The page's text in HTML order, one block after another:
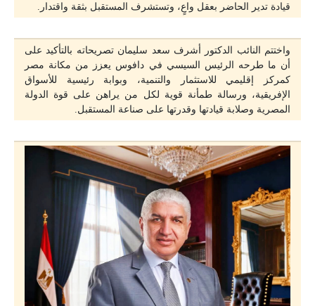
قيادة تدير الحاضر بعقل واعٍ، وتستشرف المستقبل بثقة واقتدار.
واختتم النائب الدكتور أشرف سعد سليمان تصريحاته بالتأكيد على
أن ما طرحه الرئيس السيسي في دافوس يعزز من مكانة مصر
كمركز إقليمي للاستثمار والتنمية، وبوابة رئيسية للأسواق
الإفريقية، ورسالة طمأنة قوية لكل من يراهن على قوة الدولة
المصرية وصلابة قيادتها وقدرتها على صناعة المستقبل.